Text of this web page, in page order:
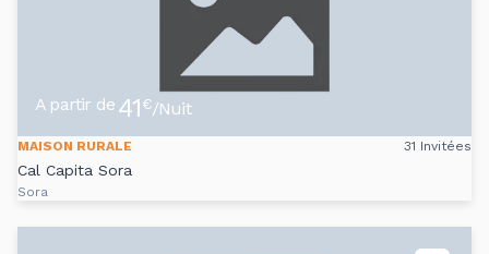
A partir de 41€/Nuit
MAISON RURALE 31 Invitées
Cal Capita Sora
Sora